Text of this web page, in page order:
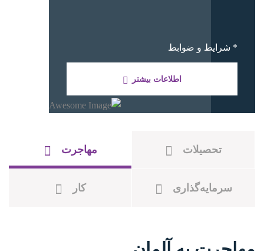
* شرایط و ضوابط
اطلاعات بیشتر
مهاجرت تحصیلات
کار سرمایه‌گذاری